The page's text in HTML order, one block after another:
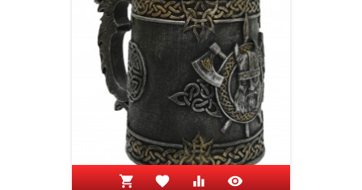
shopping_cart favorite equalizer visibility